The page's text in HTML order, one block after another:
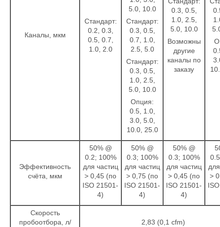
Каналы, мкм
Стандарт:
0.2, 0.3,
0.5, 0.7,
1.0, 2.0
5.0, 10.0
Стандарт:
0.3, 0.5,
0.7, 1.0,
2.5, 5.0
Стандарт:
0.3, 0.5,
1.0, 2.5,
5.0, 10.0
Опция:
0.5, 1.0,
3.0, 5.0,
10.0, 25.0
0.3, 0.5,
1.0, 2.5,
5.0, 10.0
Возможны
другие
каналы по
заказу
Эффективность
счёта, мкм
50% @
0.2; 100%
для частиц
> 0,45 (по
ISO 21501-
4)
50% @
0.3; 100%
для частиц
> 0,75 (по
ISO 21501-
4)
50% @
0.3; 100%
для частиц
> 0,45 (по
ISO 21501-
4)
>
Скорость
пробоотбора, л/
2,83 (0,1 cfm)